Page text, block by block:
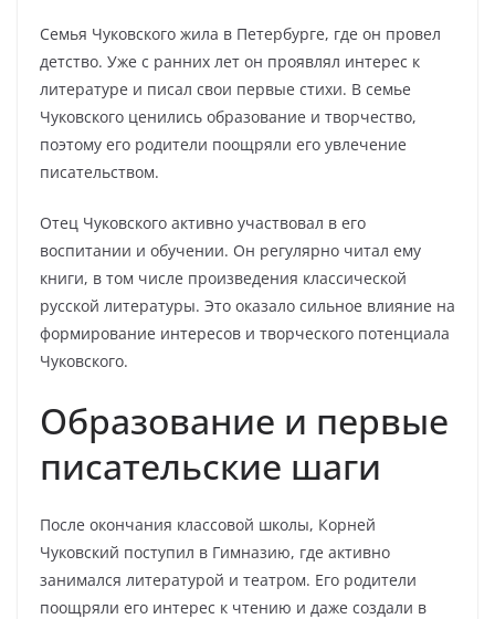
Семья Чуковского жила в Петербурге, где он провел
детство. Уже с ранних лет он проявлял интерес к
литературе и писал свои первые стихи. В семье
Чуковского ценились образование и творчество,
поэтому его родители поощряли его увлечение
писательством.
Отец Чуковского активно участвовал в его
воспитании и обучении. Он регулярно читал ему
книги, в том числе произведения классической
русской литературы. Это оказало сильное влияние на
формирование интересов и творческого потенциала
Чуковского.
Образование и первые
писательские шаги
После окончания классовой школы, Корней
Чуковский поступил в Гимназию, где активно
занимался литературой и театром. Его родители
поощряли его интерес к чтению и даже создали в